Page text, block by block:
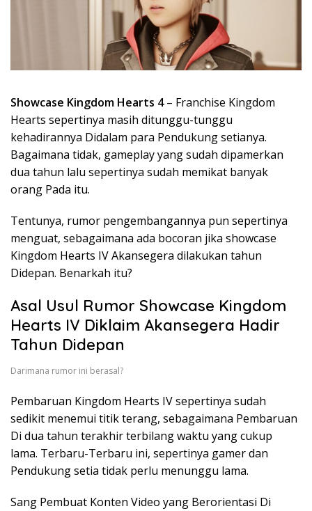
Showcase Kingdom Hearts 4– Franchise Kingdom
Hearts sepertinya masih ditunggu-tunggu
kehadirannya Didalam para Pendukung setianya.
Bagaimana tidak, gameplay yang sudah dipamerkan
dua tahun lalu sepertinya sudah memikat banyak
orang Pada itu.
Tentunya, rumor pengembangannya pun sepertinya
menguat, sebagaimana ada bocoran jika showcase
Kingdom Hearts IV Akansegera dilakukan tahun
Didepan. Benarkah itu?
Asal Usul Rumor Showcase Kingdom
Hearts IV Diklaim Akansegera Hadir
Tahun Didepan
Darimana rumor ini berasal?
Pembaruan Kingdom Hearts IV sepertinya sudah
sedikit menemui titik terang, sebagaimana Pembaruan
Di dua tahun terakhir terbilang waktu yang cukup
lama. Terbaru-Terbaru ini, sepertinya gamer dan
Pendukung setia tidak perlu menunggu lama.
Sang Pembuat Konten Video yang Berorientasi Di